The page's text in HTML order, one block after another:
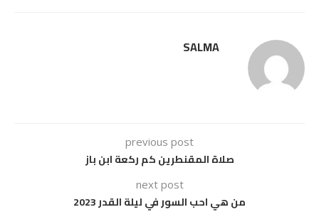
SALMA
previous post
صلاة المقنطرين كم ركعة ابن باز
next post
من هي احب السور في ليلة القدر 2023